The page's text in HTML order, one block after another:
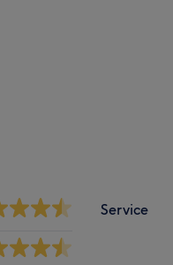
Service